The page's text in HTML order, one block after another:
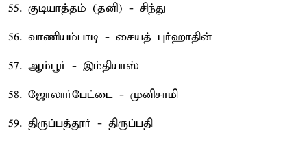
55. குடியாத்தம் (தனி) - சிந்து
56. வாணியம்பாடி - சையத் புர்ஹாதின்
57. ஆம்பூர் - இம்தியாஸ்
58. ஜோலார்பேட்டை - முனிசாமி
59. திருப்பத்தூர் - திருப்பதி